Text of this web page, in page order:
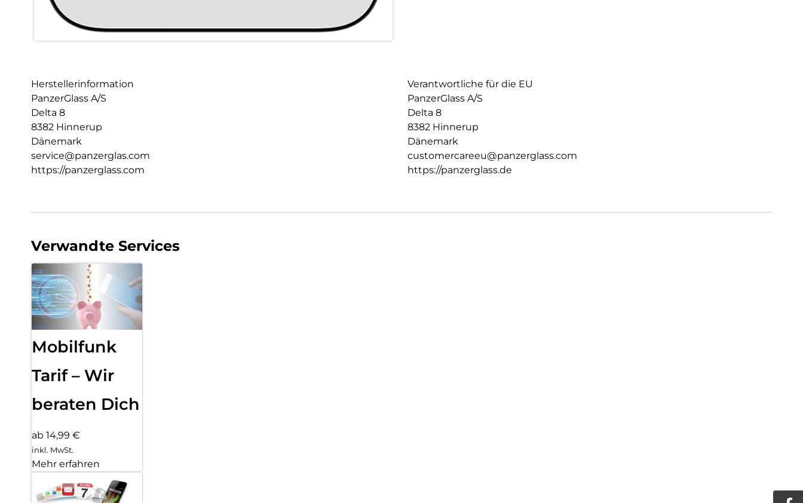
Herstellerinformation
PanzerGlass A/S
Delta 8
8382 Hinnerup
Dänemark
service@panzerglas.com
https://panzerglass.com
Verantwortliche für die EU
PanzerGlass A/S
Delta 8
8382 Hinnerup
Dänemark
customercareeu@panzerglass.com
https://panzerglass.de
Verwandte Services
Mobilfunk
Tarif – Wir
beraten Dich
ab 14,99 €
inkl. MwSt.
Mehr erfahren